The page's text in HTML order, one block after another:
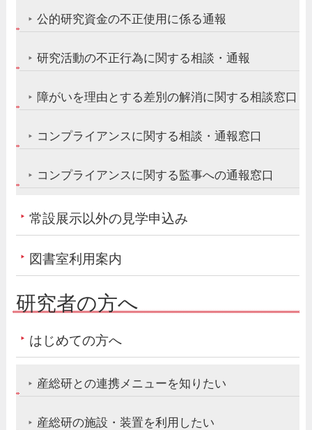
公的研究資金の不正使用に係る通報
研究活動の不正行為に関する相談・通報
障がいを理由とする差別の解消に関する相談窓口
コンプライアンスに関する相談・通報窓口
コンプライアンスに関する監事への通報窓口
常設展示以外の見学申込み
図書室利用案内
研究者の方へ
はじめての方へ
産総研との連携メニューを知りたい
産総研の施設・装置を利用したい